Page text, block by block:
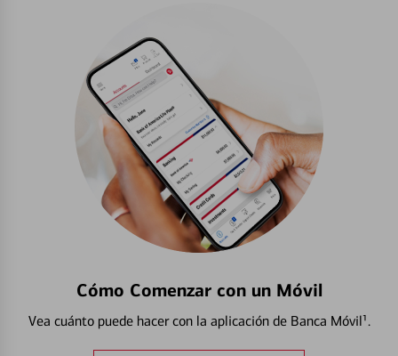
Cómo Comenzar con un Móvil
Vea cuánto puede hacer con la aplicación de Banca Móvil¹.